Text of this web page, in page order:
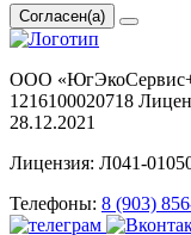
Согласен(а)
ООО
1216100020718
28.12.2021
Лицензия: Л041-
Телефоны: 8 (903)